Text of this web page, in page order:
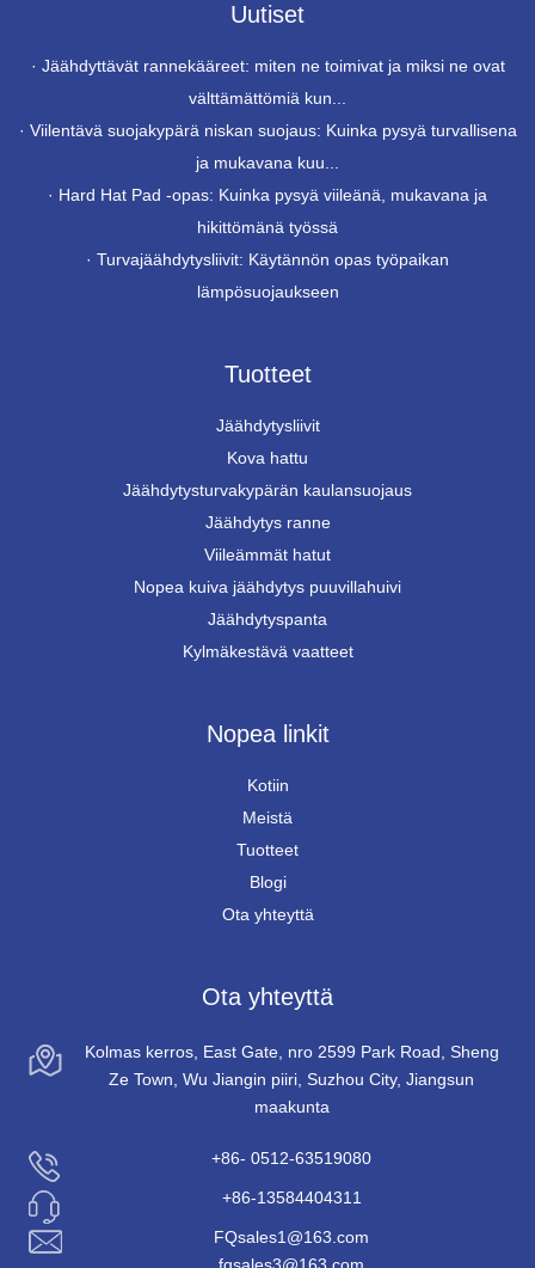
Uutiset
· Jäähdyttävät rannekääreet: miten ne toimivat ja miksi ne ovat
välttämättömiä kun...
· Viilentävä suojakypärä niskan suojaus: Kuinka pysyä turvallisena
ja mukavana kuu...
· Hard Hat Pad -opas: Kuinka pysyä viileänä, mukavana ja
hikittömänä työssä
· Turvajäähdytysliivit: Käytännön opas työpaikan
lämpösuojaukseen
Tuotteet
Jäähdytysliivit
Kova hattu
Jäähdytysturvakypärän kaulansuojaus
Jäähdytys ranne
Viileämmät hatut
Nopea kuiva jäähdytys puuvillahuivi
Jäähdytyspanta
Kylmäkestävä vaatteet
Nopea linkit
Kotiin
Meistä
Tuotteet
Blogi
Ota yhteyttä
Ota yhteyttä
Kolmas kerros, East Gate, nro 2599 Park Road, Sheng
Ze Town, Wu Jiangin piiri, Suzhou City, Jiangsun
maakunta
+86- 0512-63519080
+86-13584404311
FQsales1@163.com